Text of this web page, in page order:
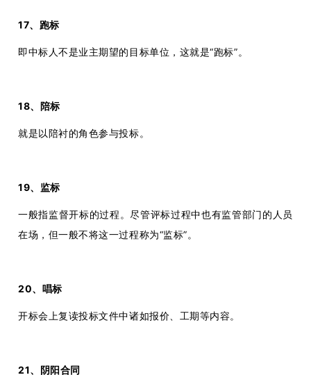
17、跑标
即中标人不是业主期望的目标单位，这就是“跑标”。
18、陪标
就是以陪衬的角色参与投标。
19、监标
一般指监督开标的过程。尽管评标过程中也有监管部门的人员
在场，但一般不将这一过程称为“监标”。
20、唱标
开标会上复读投标文件中诸如报价、工期等内容。
21、阴阳合同